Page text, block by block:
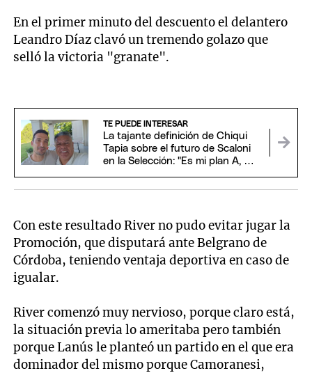
En el primer minuto del descuento el delantero
Leandro Díaz clavó un tremendo golazo que
selló la victoria "granate".
TE PUEDE INTERESAR
La tajante definición de Chiqui
Tapia sobre el futuro de Scaloni
en la Selección: "Es mi plan A, B y
Con este resultado River no pudo evitar jugar la
Promoción, que disputará ante Belgrano de
Córdoba, teniendo ventaja deportiva en caso de
igualar.
River comenzó muy nervioso, porque claro está,
la situación previa lo ameritaba pero también
porque Lanús le planteó un partido en el que era
dominador del mismo porque Camoranesi,